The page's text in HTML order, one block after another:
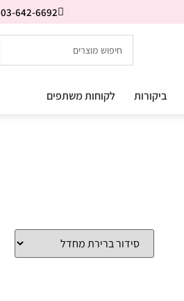
03-642-6692
ביקורות לקוחות משתפים